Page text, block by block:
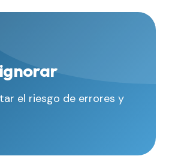
el riesgo de errores y